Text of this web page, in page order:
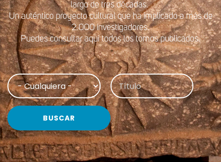
largo de tres décadas.
Un auténtico proyecto cultural que ha implicado a más de
2.000 investigadores.
Puedes consultar aquí todos los tomos publicados.